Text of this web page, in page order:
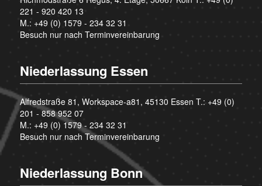
221 - 920 420 13
M.: +49 (0) 1579 - 234 32 31
Besuch nur nach Terminvereinbarung
Niederlassung Essen
Alfredstraße 81, Workspace-a81, 45130 Essen T.: +49 (0)
201 - 858 952 07
M.: +49 (0) 1579 - 234 32 31
Besuch nur nach Terminvereinbarung
Niederlassung Bonn